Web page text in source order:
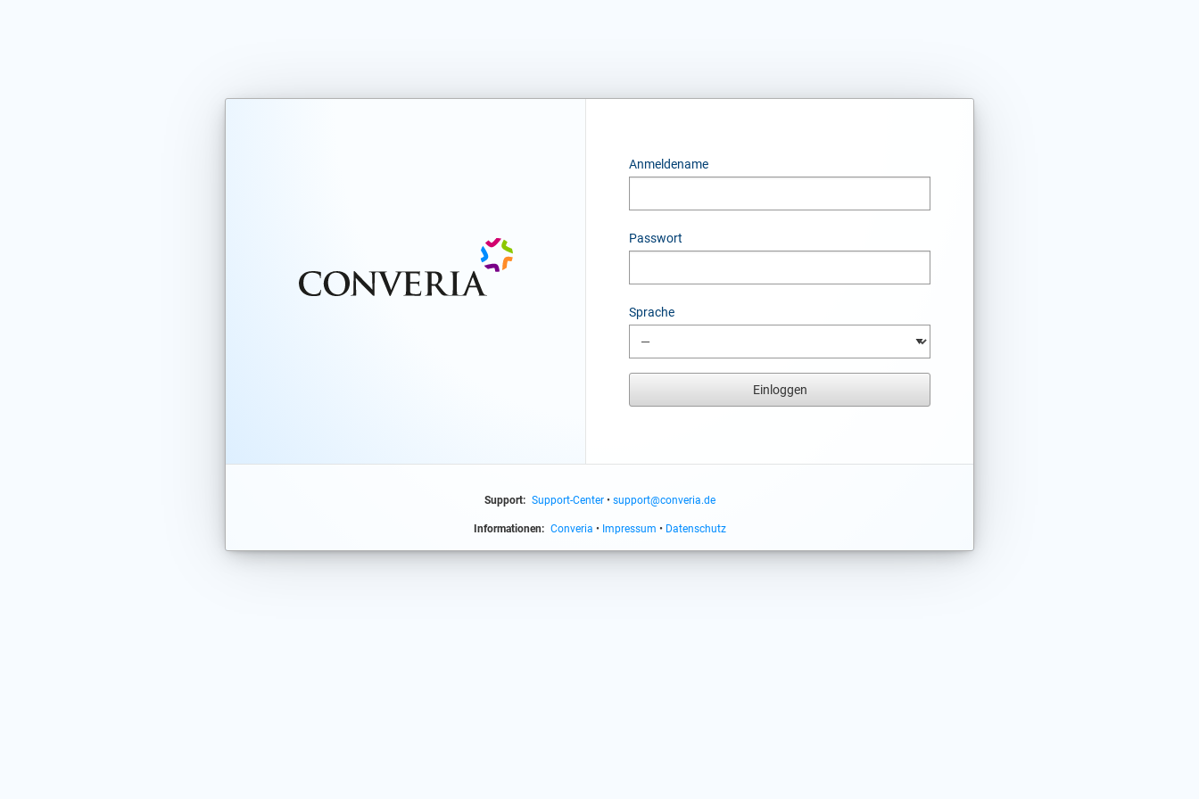
Anmeldename
Passwort
Sprache
Support: Support-Center• support@converia.de
Informationen: Converia • Impressum • Datenschutz